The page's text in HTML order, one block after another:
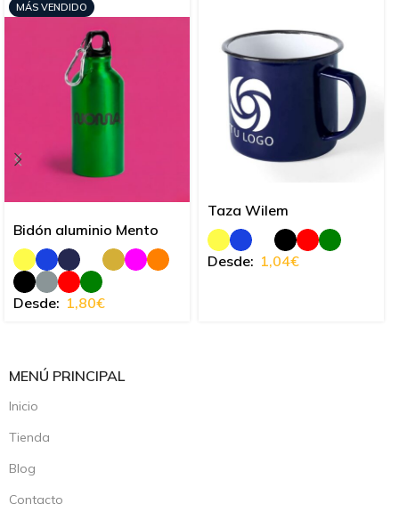
MÁS VENDIDO
Bidón aluminio Mento
Desde: 1,80€
Taza Wilem
Desde: 1,04€
MENÚ PRINCIPAL
Inicio
Tienda
Blog
Contacto